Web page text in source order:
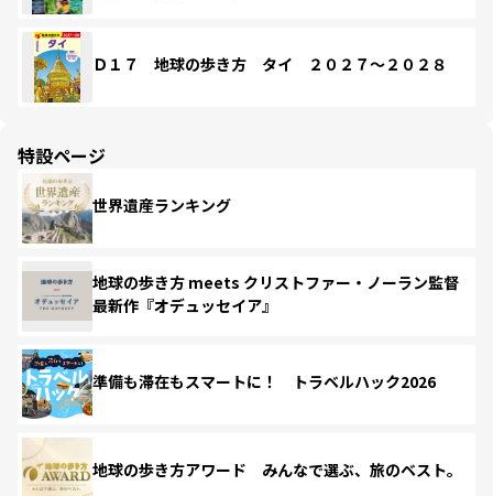
Ｄ１７ 地球の歩き方 タイ ２０２７～２０２８
特設ページ
世界遺産ランキング
地球の歩き方 meets クリストファー・ノーラン監督
最新作『オデュッセイア』
準備も滞在もスマートに！ トラベルハック2026
地球の歩き方アワード みんなで選ぶ、旅のベスト。